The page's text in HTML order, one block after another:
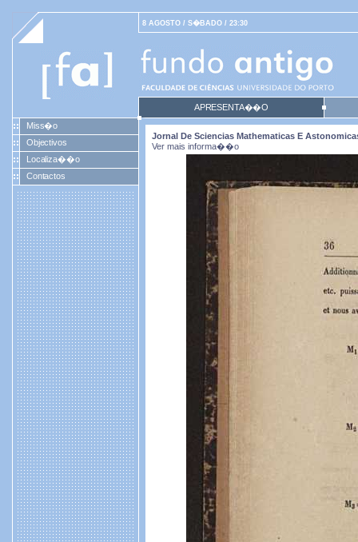
8 AGOSTO / S�BADO / 23:30
APRESENTA��O
Miss�o
Objectivos
Localiza��o
Contactos
Jornal De Sciencias Mathematicas E
Ver mais informa��o